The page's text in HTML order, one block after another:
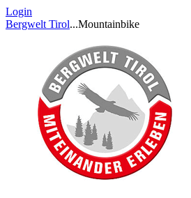
Login
Bergwelt Tirol...Mountainbike